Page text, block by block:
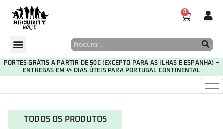
0
PORTES GRÁTIS A PARTIR DE 50€ (EXCEPTO PARA AS ILHAS E ESPANHA) –
ENTREGAS EM ½ DIAS ÚTEIS PARA PORTUGAL CONTINENTAL
TODOS OS PRODUTOS